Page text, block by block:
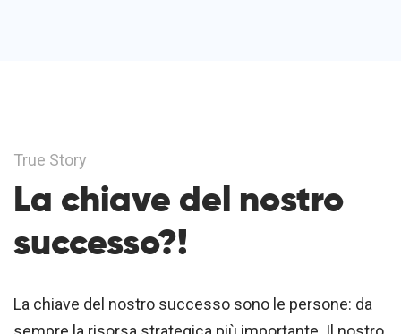
True Story
La chiave del nostro
successo?!
La chiave del nostro successo sono le persone: da